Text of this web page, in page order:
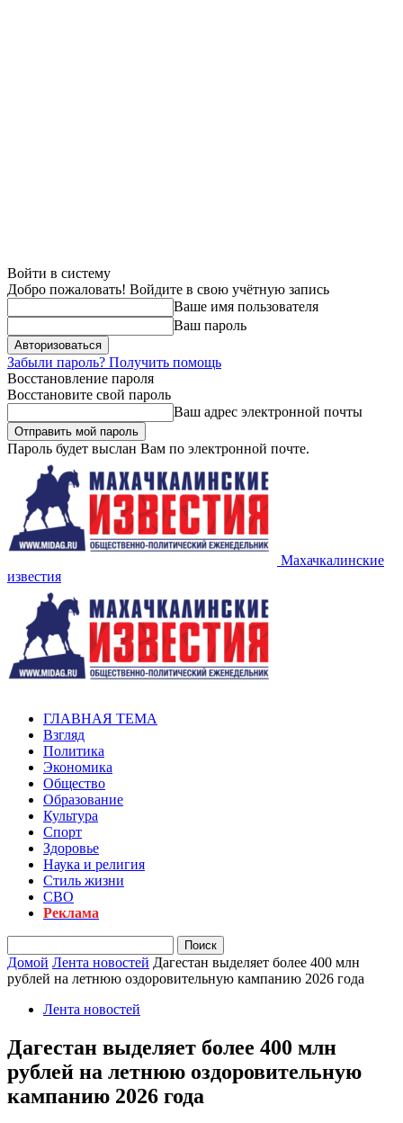
Войти в систему
Добро пожаловать! Войдите в свою учётную запись
Ваше имя пользователя
Ваш пароль
Забыли пароль? Получить помощь
Восстановление пароля
Восстановите свой пароль
Ваш адрес электронной почты
Пароль будет выслан Вам по электронной почте.
Махачкалинские
известия
ГЛАВНАЯ ТЕМА
Взгляд
Политика
Экономика
Общество
Образование
Культура
Спорт
Здоровье
Наука и религия
Стиль жизни
СВО
Реклама
Домой Лента новостей Дагестан выделяет более 400 млн
рублей на летнюю оздоровительную кампанию 2026 года
Лента новостей
Дагестан выделяет более 400 млн
рублей на летнюю оздоровительную
кампанию 2026 года